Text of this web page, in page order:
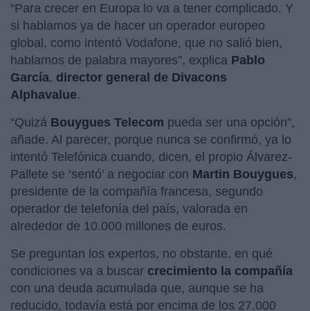
“Para crecer en Europa lo va a tener complicado. Y
si hablamos ya de hacer un operador europeo
global, como intentó Vodafone, que no salió bien,
hablamos de palabra mayores”, explica Pablo
García, director general de Divacons
Alphavalue.
“Quizá Bouygues Telecom pueda ser una opción”,
añade. Al parecer, porque nunca se confirmó, ya lo
intentó Telefónica cuando, dicen, el propio Álvarez-
Pallete se ‘sentó’ a negociar con Martin Bouygues,
presidente de la compañía francesa, segundo
operador de telefonía del país, valorada en
alrededor de 10.000 millones de euros.
Se preguntan los expertos, no obstante, en qué
condiciones va a buscar crecimiento la compañía
con una deuda acumulada que, aunque se ha
reducido, todavía está por encima de los 27.000